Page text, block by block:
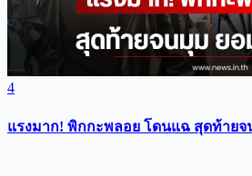
4
แรงมาก! พิกกะพลอย โดนแฉ สุดท้ายจ